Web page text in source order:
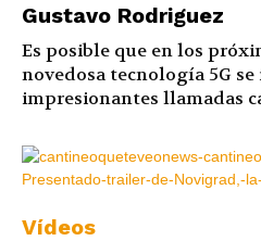
Gustavo Rodriguez
Es posible que en los
novedosa tecnología 5G
impresionantes llamadas
Vídeos